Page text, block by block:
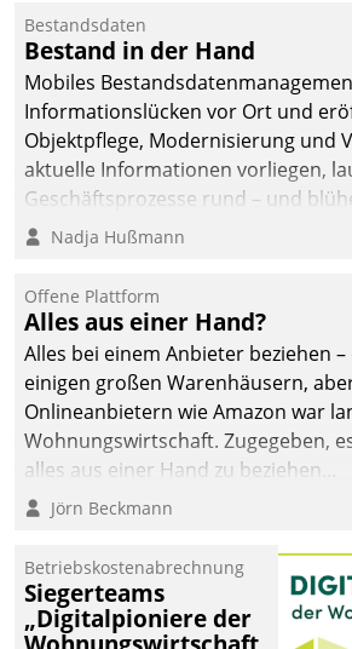
Jahresbeginn eine
Überblick, Einsicht und
Eingriff bietende Lösung.
Zur Entwicklung setzte
man auf
Cloudtechnologie,
bewährte und Startup-
agile Projektmethoden.
Bestandsdaten
Bestand in der Hand
Mobiles
Informationslücken vor Ort und
Objektpflege, Modernisierung und
aktuelle Informationen vorliegen,
Geschäftsprozesse rund – und
Nadja Hußmann
Offene Plattform
Alles aus einer Hand?
Alles bei einem Anbieter beziehen
einigen großen Warenhäusern,
Onlineanbietern wie Amazon war
Wohnungswirtschaft. Zugegeben,
alles aus einer Hand zu beziehen...
Jörn Beckmann
Betriebskostenabrechnung
Siegerteams
„Digitalpioniere der